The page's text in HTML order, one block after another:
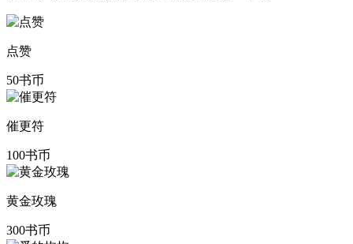
点赞
50书币
催更符
100书币
黄金玫瑰
300书币